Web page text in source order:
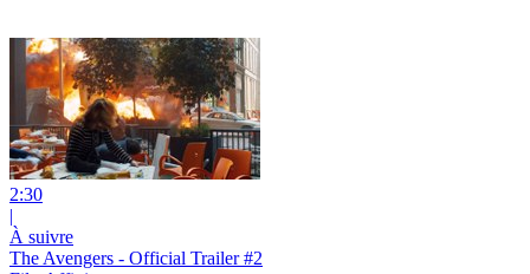
2:30
|
À suivre
The Avengers - Official Trailer #2